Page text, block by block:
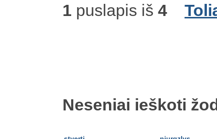
1 puslapis iš 4
Neseniai ieškoti